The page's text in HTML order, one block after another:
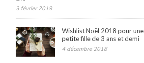
3 février 2019
Wishlist Noël 2018 pour une
petite fille de 3 ans et demi
4 décembre 2018